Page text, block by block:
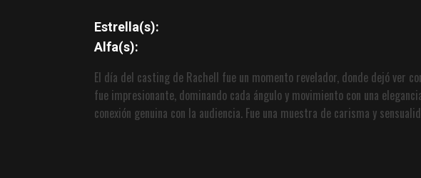
Estrella(s):
Alfa(s):
El día del casting de Rachell fue un momento revelador, donde dejó ver
fue impresionante, dominando cada ángulo y movimiento con una
conexión genuina con la audiencia. Fue una muestra de carisma y